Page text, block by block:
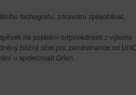
tachografu, zdravotní způsobilost,
na pojištění odpovědnosti z výkonu
běžný účet pro zaměstnance od
u společnosti Orlen.